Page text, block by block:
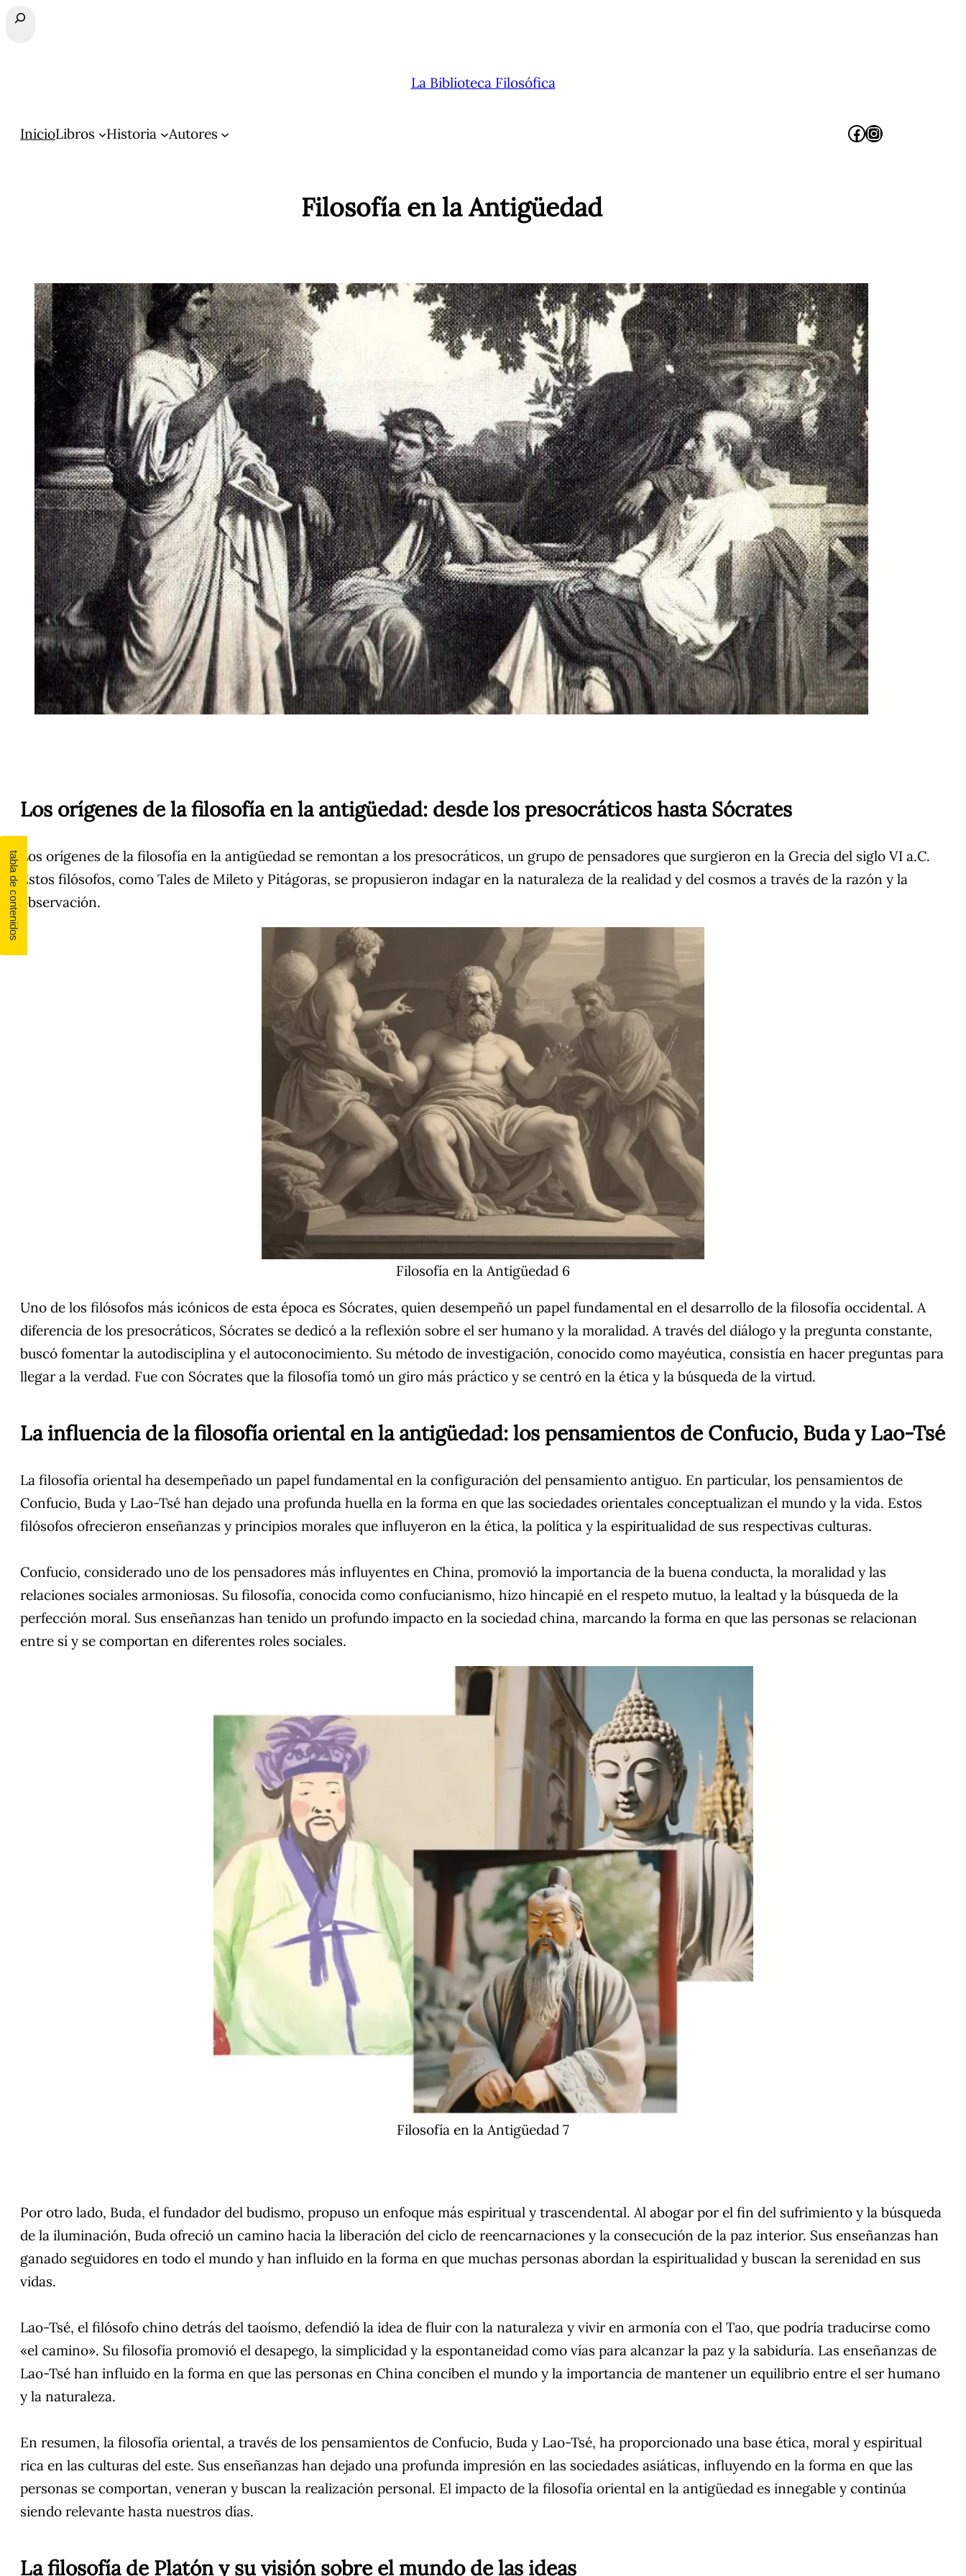
Buscar
La Biblioteca Filosófica
InicioLibros Historia Autores Facebook Instagram
Filosofía en la Antigüedad
Los orígenes de la filosofía en la antigüedad: desde los presocráticos hasta Sócrates
Los orígenes de la filosofía en la antigüedad se remontan a los presocráticos, un grupo de pensadores que surgieron en la Grecia del siglo VI a.C.
Estos filósofos, como Tales de Mileto y Pitágoras, se propusieron indagar en la naturaleza de la realidad y del cosmos a través de la razón y la
observación.
Filosofía en la Antigüedad 6
Uno de los filósofos más icónicos de esta época es Sócrates, quien desempeñó un papel fundamental en el desarrollo de la filosofía occidental. A
diferencia de los presocráticos, Sócrates se dedicó a la reflexión sobre el ser humano y la moralidad. A través del diálogo y la pregunta constante,
buscó fomentar la autodisciplina y el autoconocimiento. Su método de investigación, conocido como mayéutica, consistía en hacer preguntas para
llegar a la verdad. Fue con Sócrates que la filosofía tomó un giro más práctico y se centró en la ética y la búsqueda de la virtud.
La influencia de la filosofía oriental en la antigüedad: los pensamientos de Confucio, Buda y Lao-Tsé
La filosofía oriental ha desempeñado un papel fundamental en la configuración del pensamiento antiguo. En particular, los pensamientos de
Confucio, Buda y Lao-Tsé han dejado una profunda huella en la forma en que las sociedades orientales conceptualizan el mundo y la vida. Estos
filósofos ofrecieron enseñanzas y principios morales que influyeron en la ética, la política y la espiritualidad de sus respectivas culturas.
Confucio, considerado uno de los pensadores más influyentes en China, promovió la importancia de la buena conducta, la moralidad y las
relaciones sociales armoniosas. Su filosofía, conocida como confucianismo, hizo hincapié en el respeto mutuo, la lealtad y la búsqueda de la
perfección moral. Sus enseñanzas han tenido un profundo impacto en la sociedad china, marcando la forma en que las personas se relacionan
entre sí y se comportan en diferentes roles sociales.
Filosofía en la Antigüedad 7
Por otro lado, Buda, el fundador del budismo, propuso un enfoque más espiritual y trascendental. Al abogar por el fin del sufrimiento y la búsqueda
de la iluminación, Buda ofreció un camino hacia la liberación del ciclo de reencarnaciones y la consecución de la paz interior. Sus enseñanzas han
ganado seguidores en todo el mundo y han influido en la forma en que muchas personas abordan la espiritualidad y buscan la serenidad en sus
vidas.
Lao-Tsé, el filósofo chino detrás del taoísmo, defendió la idea de fluir con la naturaleza y vivir en armonía con el Tao, que podría traducirse como
«el camino». Su filosofía promovió el desapego, la simplicidad y la espontaneidad como vías para alcanzar la paz y la sabiduría. Las enseñanzas de
Lao-Tsé han influido en la forma en que las personas en China conciben el mundo y la importancia de mantener un equilibrio entre el ser humano
y la naturaleza.
En resumen, la filosofía oriental, a través de los pensamientos de Confucio, Buda y Lao-Tsé, ha proporcionado una base ética, moral y espiritual
rica en las culturas del este. Sus enseñanzas han dejado una profunda impresión en las sociedades asiáticas, influyendo en la forma en que las
personas se comportan, veneran y buscan la realización personal. El impacto de la filosofía oriental en la antigüedad es innegable y continúa
siendo relevante hasta nuestros días.
La filosofía de Platón y su visión sobre el mundo de las ideas